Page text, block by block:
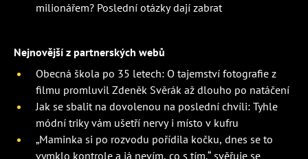
milionářem? Poslední otázky dají zabrat
Nejnovější z partnerských webů
Obecná škola po 35 letech: O tajemství fotografie z
filmu promluvil Zdeněk Svěrák až dlouho po natáčení
Jak se sbalit na dovolenou na poslední chvíli: Tyhle
módní triky vám ušetří nervy i místo v kufru
„Maminka si po rozvodu pořídila kočku, dnes se to
vymklo kontrole a já nevím, co s tím,“ svěřuje se